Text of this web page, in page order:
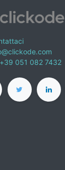
051 082 7432